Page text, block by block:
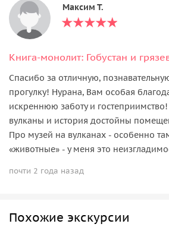
Максим Т.
Книга-монолит: Гобустан и
Спасибо за отличную,
прогулку! Нурана, Вам особая
искреннюю заботу и
вулканы и история достойны
Про музей на вулканах - особенно
«животные» - у меня это
почти 2 года назад
Похожие экскурсии